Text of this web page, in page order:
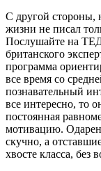
С другой стороны,
жизни не писал
Послушайте на
британского
программа
все время со
познавательный
все интересно, то
постоянная
мотивацию.
скучно, а
хвосте класса, без